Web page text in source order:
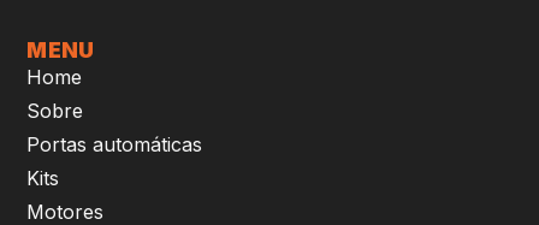
MENU
Home
Sobre
Portas automáticas
Kits
Motores